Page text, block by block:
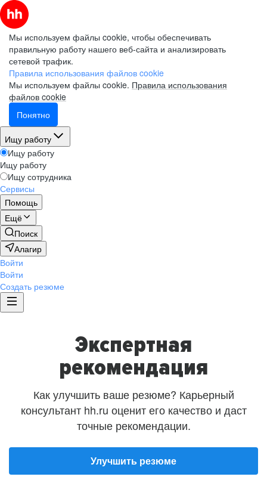
Мы используем файлы cookie, чтобы обеспечивать
правильную работу нашего веб-сайта и анализировать
сетевой трафик.
Правила использования файлов cookie
Мы используем файлы cookie. Правила использования
файлов cookie
Понятно
Ищу работу
Ищу работу
Ищу работу
Ищу сотрудника
Сервисы
Помощь
Ещё
Поиск
Алагир
Войти
Войти
Создать резюме
Экспертная
рекомендация
Как улучшить ваше резюме? Карьерный
консультант hh.ru оценит его качество и даст
точные рекомендации.
Улучшить резюме